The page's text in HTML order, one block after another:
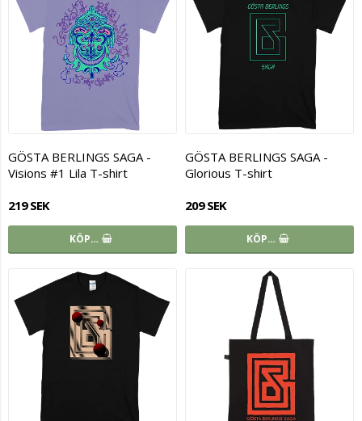
GÖSTA BERLINGS SAGA -
Visions #1 Lila T-shirt
219 SEK
KÖP…
GÖSTA BERLINGS SAGA -
Glorious T-shirt
209 SEK
KÖP…